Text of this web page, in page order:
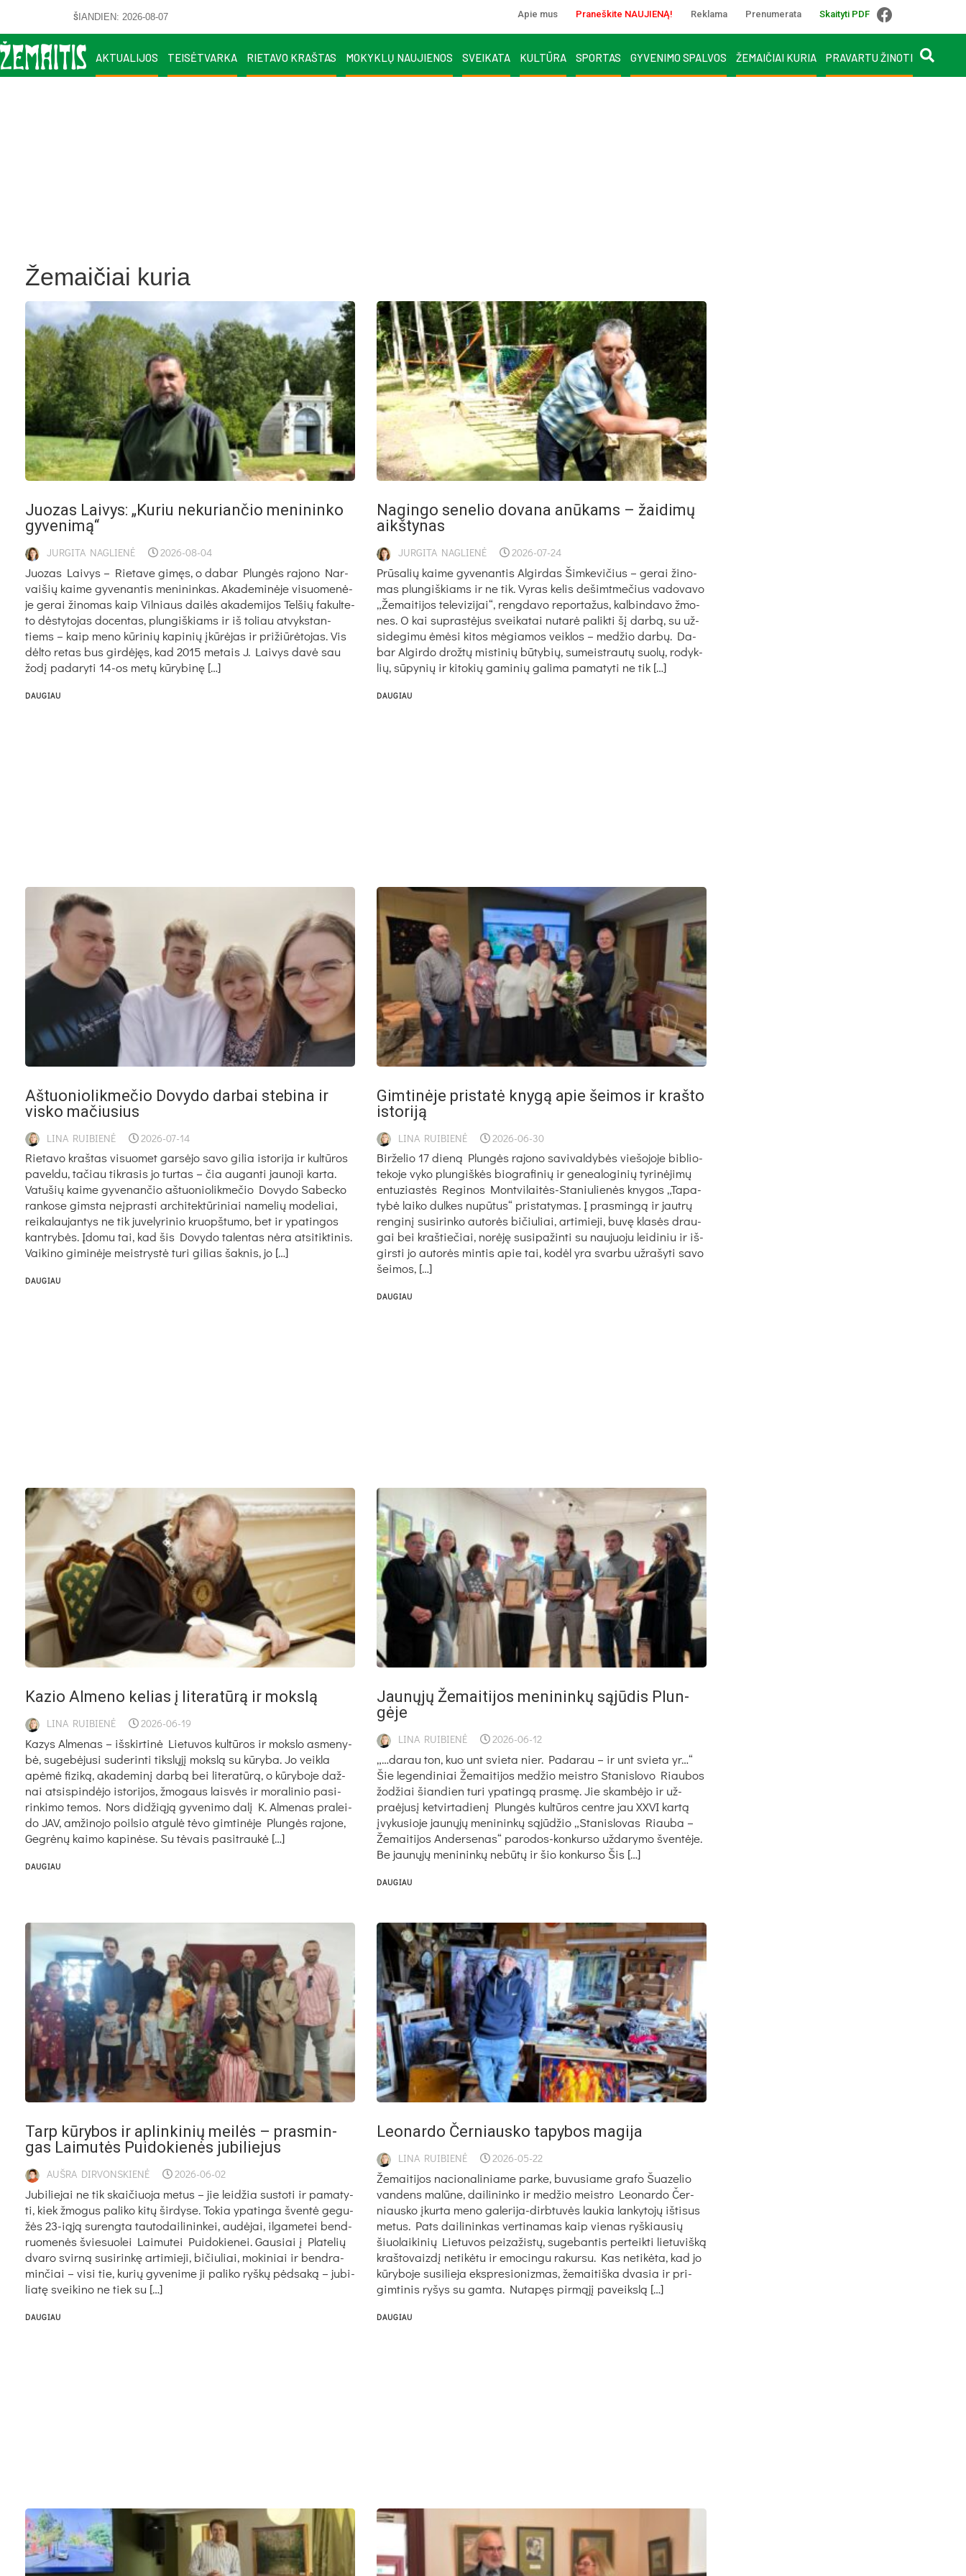
ŠIANDIEN: 2026-08-07 Apie mus Praneškite NAUJIENĄ! Reklama Prenumerata Skaityti PDF
AKTUALIJOS TEISĖTVARKA RIETAVO KRAŠTAS MOKYKLŲ NAUJIENOS SVEIKATA KULTŪRA SPORTAS GYVENIMO SPALVOS ŽEMAIČIAI KURIA PRAVARTU ŽINOTI
Žemaičiai kuria
Juo­zas Lai­vys: „Ku­riu ne­ku­rian­čio me­ni­nin­ko
gy­ve­ni­mą“
JURGITA NAGLIENĖ 2026-08-04
Juo­zas Lai­vys – Rie­ta­ve gi­męs, o da­bar Plun­gės ra­jo­no Nar­
vai­šių kai­me gy­ve­nan­tis me­ni­nin­kas. Aka­de­mi­nė­je vi­suo­me­nė­
je ge­rai ži­no­mas kaip Vil­niaus dai­lės aka­de­mi­jos Tel­šių fa­kul­te­
to dės­ty­to­jas do­cen­tas, plun­giš­kiams ir iš to­liau at­vyks­tan­
tiems – kaip me­no kū­ri­nių ka­pi­nių įkū­rė­jas ir pri­žiū­rė­to­jas. Vis
dėl­to re­tas bus gir­dė­jęs, kad 2015 me­tais J. Lai­vys da­vė sau
žo­dį pa­da­ry­ti 14-os me­tų kū­ry­bi­nę […]
DAUGIAU
Na­gin­go se­ne­lio do­va­na anū­kams – žai­di­mų
aikš­ty­nas
JURGITA NAGLIENĖ 2026-07-24
Prū­sa­lių kai­me gy­ve­nan­tis Al­gir­das Šim­ke­vi­čius – ge­rai ži­no­
mas plun­giš­kiams ir ne tik. Vy­ras ke­lis de­šimt­me­čius va­do­va­vo
„Že­mai­ti­jos te­le­vi­zi­jai“, reng­da­vo re­por­ta­žus, kal­bin­da­vo žmo­
nes. O kai su­pras­tė­jus svei­ka­tai nu­ta­rė pa­lik­ti šį dar­bą, su už­
si­de­gi­mu ėmė­si ki­tos mė­gia­mos veik­los – me­džio dar­bų. Da­
bar Al­gir­do drož­tų mis­ti­nių bū­ty­bių, su­meist­rau­tų suo­lų, ro­dyk­
lių, sū­py­nių ir ki­to­kių ga­mi­nių ga­li­ma pa­ma­ty­ti ne tik […]
DAUGIAU
Aš­tuo­nio­lik­me­čio Do­vy­do dar­bai ste­bi­na ir
vis­ko ma­čiu­sius
LINA RUIBIENĖ 2026-07-14
Rie­ta­vo kraš­tas vi­suo­met gar­sė­jo sa­vo gi­lia is­to­ri­ja ir kul­tū­ros
pa­vel­du, ta­čiau tik­ra­sis jo tur­tas – čia au­gan­ti jau­no­ji kar­ta.
Va­tu­šių kai­me gy­ve­nan­čio aš­tuo­nio­lik­me­čio Do­vy­do Sa­bec­ko
ran­ko­se gims­ta neįp­ras­ti ar­chi­tek­tū­ri­niai na­me­lių mo­de­liai,
rei­ka­lau­jan­tys ne tik ju­ve­ly­ri­nio kruopš­tu­mo, bet ir ypa­tin­gos
kant­ry­bės. Įdo­mu tai, kad šis Do­vy­do ta­len­tas nė­ra at­si­tik­ti­nis.
Vai­ki­no gi­mi­nė­je meist­rys­tė tu­ri gi­lias šak­nis, jo […]
DAUGIAU
Gim­ti­nė­je pri­sta­tė kny­gą apie šei­mos ir kraš­to
is­to­ri­ją
LINA RUIBIENĖ 2026-06-30
Bir­že­lio 17 die­ną Plun­gės ra­jo­no sa­vi­val­dy­bės vie­šo­jo­je bib­lio­
te­ko­je vy­ko plun­giš­kės biog­ra­fi­nių ir ge­nea­lo­gi­nių ty­ri­nė­ji­mų
en­tu­zias­tės Re­gi­nos Mont­vi­lai­tės-Sta­niu­lie­nės kny­gos „Ta­pa­
ty­bė lai­ko dul­kes nu­pū­tus“ pri­sta­ty­mas. Į pra­smin­gą ir jaut­rų
ren­gi­nį su­si­rin­ko au­to­rės bi­čiu­liai, ar­ti­mie­ji, bu­vę kla­sės drau­
gai bei kraš­tie­čiai, no­rė­ję su­si­pa­žin­ti su nau­juo­ju lei­di­niu ir iš­
girs­ti jo au­to­rės min­tis apie tai, ko­dėl yra svar­bu už­ra­šy­ti sa­vo
šei­mos, […]
DAUGIAU
Ka­zio Al­me­no ke­lias į li­te­ra­tū­rą ir moks­lą
LINA RUIBIENĖ 2026-06-19
Ka­zys Al­me­nas – iš­skir­ti­nė Lie­tu­vos kul­tū­ros ir moks­lo as­me­ny­
bė, su­ge­bė­ju­si su­de­rin­ti tiks­lų­jį moks­lą su kū­ry­ba. Jo veik­la
apė­mė fi­zi­ką, aka­de­mi­nį dar­bą bei li­te­ra­tū­rą, o kū­ry­bo­je daž­
nai at­si­spin­dė­jo is­to­ri­jos, žmo­gaus lais­vės ir mo­ra­li­nio pa­si­
rin­ki­mo te­mos. Nors di­džią­ją gy­ve­ni­mo da­lį K. Al­me­nas pra­lei­
do JAV, am­ži­no­jo poil­sio at­gu­lė tė­vo gim­ti­nė­je Plun­gės ra­jo­ne,
Geg­rė­nų kai­mo ka­pi­nė­se. Su tė­vais pa­si­trau­kė […]
DAUGIAU
Jau­nų­jų Že­mai­ti­jos me­ni­nin­kų są­jū­dis Plun­
gė­je
LINA RUIBIENĖ 2026-06-12
„…darau ton, kuo unt svie­ta nier. Pa­da­rau – ir unt svie­ta yr…“
Šie le­gen­di­niai Že­mai­ti­jos me­džio meist­ro Sta­nis­lo­vo Riau­bos
žo­džiai šian­dien tu­ri ypa­tin­gą pra­smę. Jie skam­bė­jo ir už­
praė­ju­sį ket­vir­ta­die­nį Plun­gės kul­tū­ros cent­re jau XXVI kar­tą
įvy­ku­sio­je jau­nų­jų me­ni­nin­kų są­jū­džio „Sta­nis­lo­vas Riau­ba –
Že­mai­ti­jos An­der­se­nas“ pa­ro­dos-kon­kur­so už­da­ry­mo šven­tė­je.
Be jau­nų­jų me­ni­nin­kų ne­bū­tų ir šio kon­kur­so Šis […]
DAUGIAU
Tarp kū­ry­bos ir ap­lin­ki­nių mei­lės – pra­smin­
gas Lai­mu­tės Pui­do­kie­nės ju­bi­lie­jus
AUŠRA DIRVONSKIENĖ 2026-06-02
Ju­bi­lie­jai ne tik skai­čiuo­ja me­tus – jie lei­džia su­sto­ti ir pa­ma­ty­
ti, kiek žmo­gus pa­li­ko ki­tų šir­dy­se. To­kia ypa­tin­ga šven­tė ge­gu­
žės 23-ią­ją su­reng­ta tau­to­dai­li­nin­kei, au­dė­jai, il­ga­me­tei bend­
ruo­me­nės švie­suo­lei Lai­mu­tei Pui­do­kie­nei. Gau­siai į Pla­te­lių
dva­ro svir­ną su­si­rin­kę ar­ti­mie­ji, bi­čiu­liai, mo­ki­niai ir bend­ra­
min­čiai – vi­si tie, ku­rių gy­ve­ni­me ji pa­li­ko ryš­kų pėd­sa­ką – ju­bi­
lia­tę svei­ki­no ne tiek su […]
DAUGIAU
Leo­nar­do Čer­niaus­ko ta­py­bos ma­gi­ja
LINA RUIBIENĖ 2026-05-22
Že­mai­ti­jos na­cio­na­li­nia­me par­ke, bu­vu­sia­me gra­fo Šua­ze­lio
van­dens ma­lū­ne, dai­li­nin­ko ir me­džio meist­ro Leo­nar­do Čer­
niaus­ko įkur­ta me­no ga­le­ri­ja-dirb­tu­vės lau­kia lan­ky­to­jų iš­ti­sus
me­tus. Pats dai­li­nin­kas ver­ti­na­mas kaip vie­nas ryš­kiau­sių
šiuo­lai­ki­nių Lie­tu­vos pei­za­žis­tų, su­ge­ban­tis per­teik­ti lie­tu­viš­ką
kraš­to­vaiz­dį ne­ti­kė­tu ir emo­cin­gu ra­kur­su. Kas ne­ti­kė­ta, kad jo
kū­ry­bo­je su­si­lie­ja eksp­re­sio­niz­mas, že­mai­tiš­ka dva­sia ir pri­
gim­ti­nis ry­šys su gam­ta. Nu­ta­pęs pir­mą­jį pa­veiks­lą […]
DAUGIAU